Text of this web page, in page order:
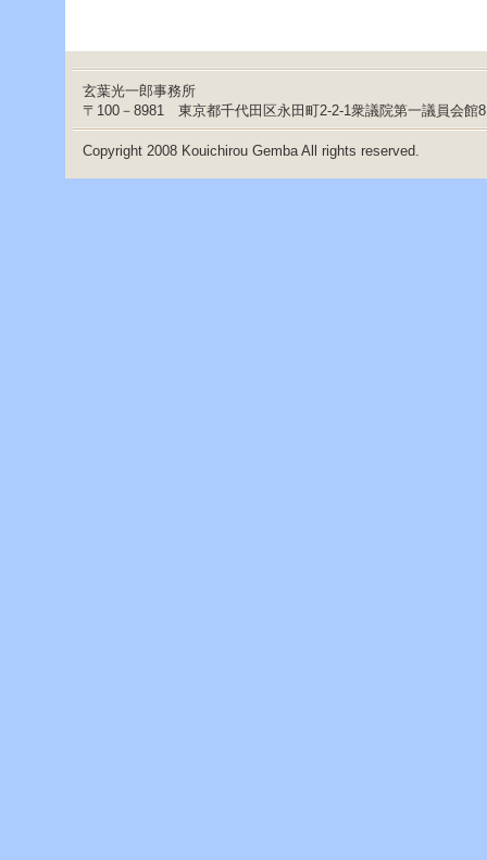
玄葉光一郎事務所
〒100－8981 東京都千代田区永田町2-2-1衆議院第一議員会
Copyright 2008 Kouichirou Gemba All rights reserved.